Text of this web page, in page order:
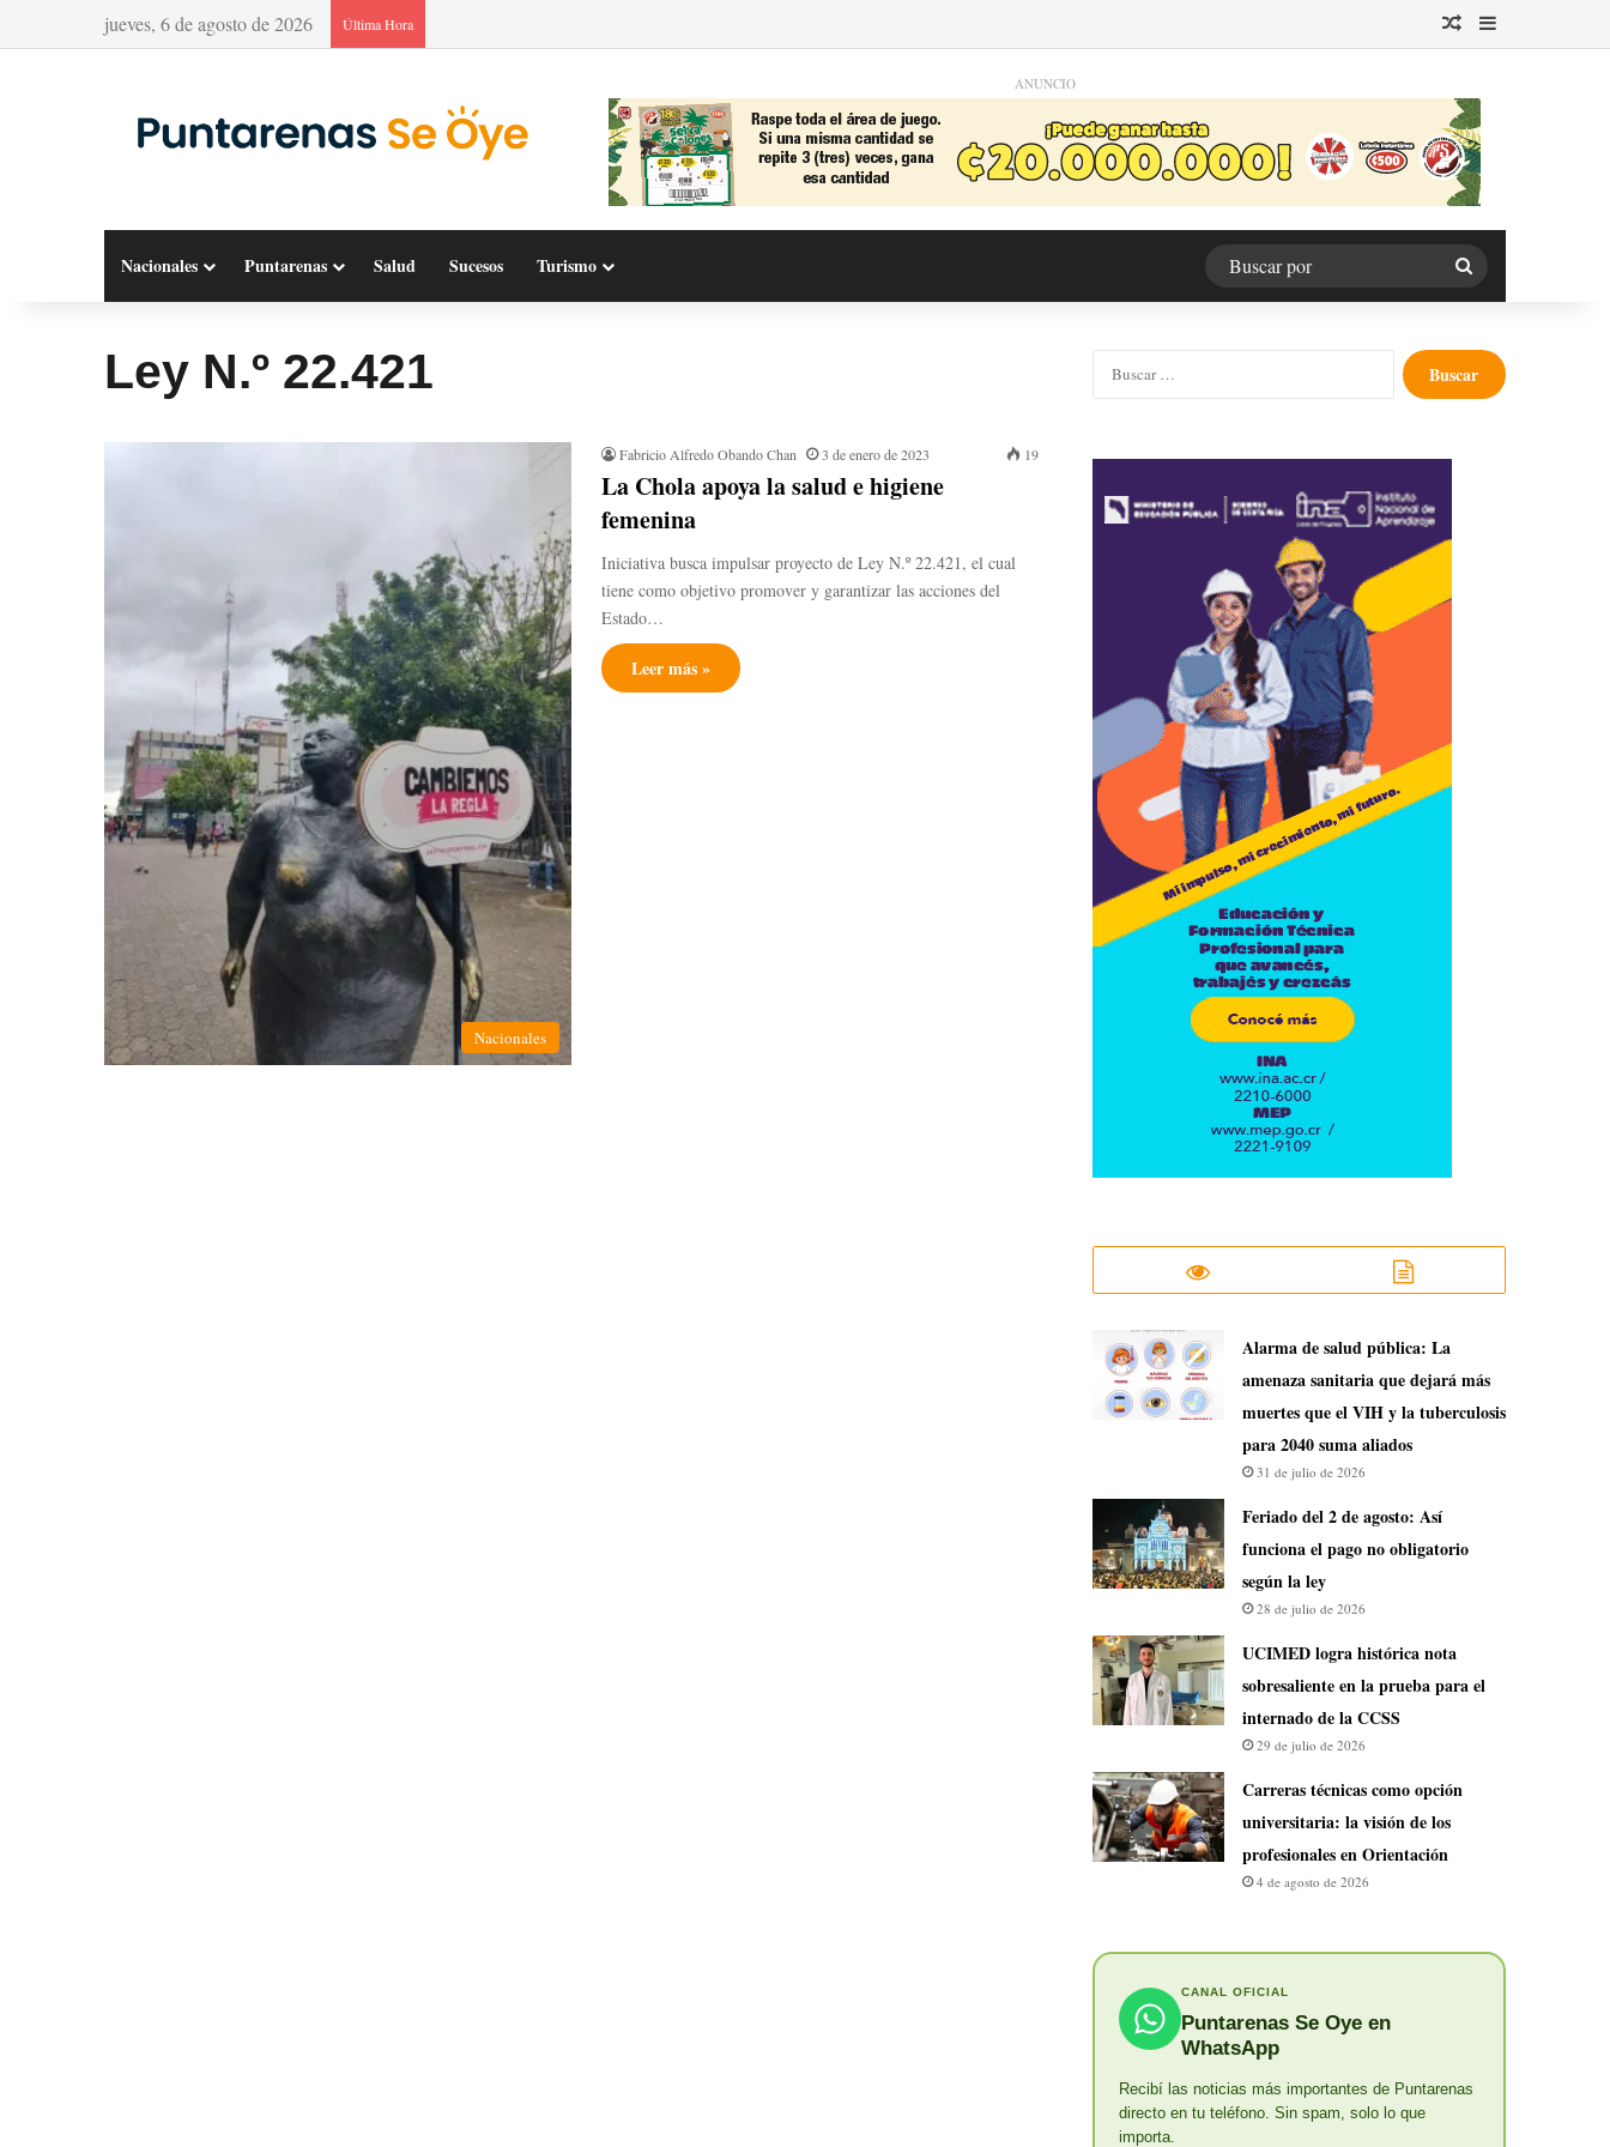
jueves, 6 de agosto de 2026 Última Hora Publicación al azar
Barra lateral
ANUNCIO
Nacionales Puntarenas Salud Sucesos Turismo
Buscar
por
Ley N.º 22.421
Nacionales
Fabricio Alfredo Obando Chan 3 de enero de 2023 19
La Chola apoya la salud e higiene
femenina
Iniciativa busca impulsar proyecto de Ley N.º 22.421, el cual
tiene como objetivo promover y garantizar las acciones del
Estado…
Leer más »
Buscar:
​Alarma de salud pública: La
amenaza sanitaria que dejará más
muertes que el VIH y la tuberculosis
para 2040 suma aliados
31 de julio de 2026
Feriado del 2 de agosto: Así
funciona el pago no obligatorio
según la ley
28 de julio de 2026
UCIMED logra histórica nota
sobresaliente en la prueba para el
internado de la CCSS
29 de julio de 2026
Carreras técnicas como opción
universitaria: la visión de los
profesionales en Orientación
4 de agosto de 2026
CANAL OFICIAL
Puntarenas Se Oye en
WhatsApp
Recibí las noticias más importantes de Puntarenas
directo en tu teléfono. Sin spam, solo lo que
importa.